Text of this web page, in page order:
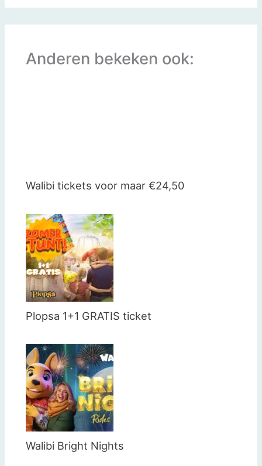
Anderen bekeken ook:
Walibi tickets voor maar €24,50
Plopsa 1+1 GRATIS ticket
Walibi Bright Nights